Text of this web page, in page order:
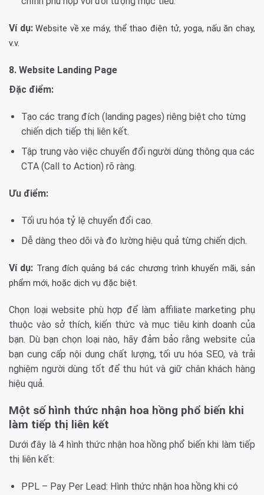
Ví dụ:Website về xe máy, thể thao điện tử, yoga, nấu ăn chay,
v.v.
8. Website Landing Page
Đặc điểm:
Tạo các trang đích (landing pages) riêng biệt cho từng
chiến dịch tiếp thị liên kết.
Tập trung vào việc chuyển đổi người dùng thông qua các
CTA (Call to Action) rõ ràng.
Ưu điểm:
Tối ưu hóa tỷ lệ chuyển đổi cao.
Dễ dàng theo dõi và đo lường hiệu quả từng chiến dịch.
Ví dụ: Trang đích quảng bá các chương trình khuyến mãi, sản
phẩm mới, hoặc dịch vụ đặc biệt.
Chọn loại website phù hợp để làm affiliate marketing phụ
thuộc vào sở thích, kiến thức và mục tiêu kinh doanh của
bạn. Dù bạn chọn loại nào, hãy đảm bảo rằng website của
bạn cung cấp nội dung chất lượng, tối ưu hóa SEO, và trải
nghiệm người dùng tốt để thu hút và giữ chân khách hàng
hiệu quả.
Một số hình thức nhận hoa hồng phổ biến khi
làm tiếp thị liên kết
Dưới đây là 4 hình thức nhận hoa hồng phổ biến khi làm tiếp
thị liên kết:
PPL – Pay Per Lead: Hình thức nhận hoa hồng khi có